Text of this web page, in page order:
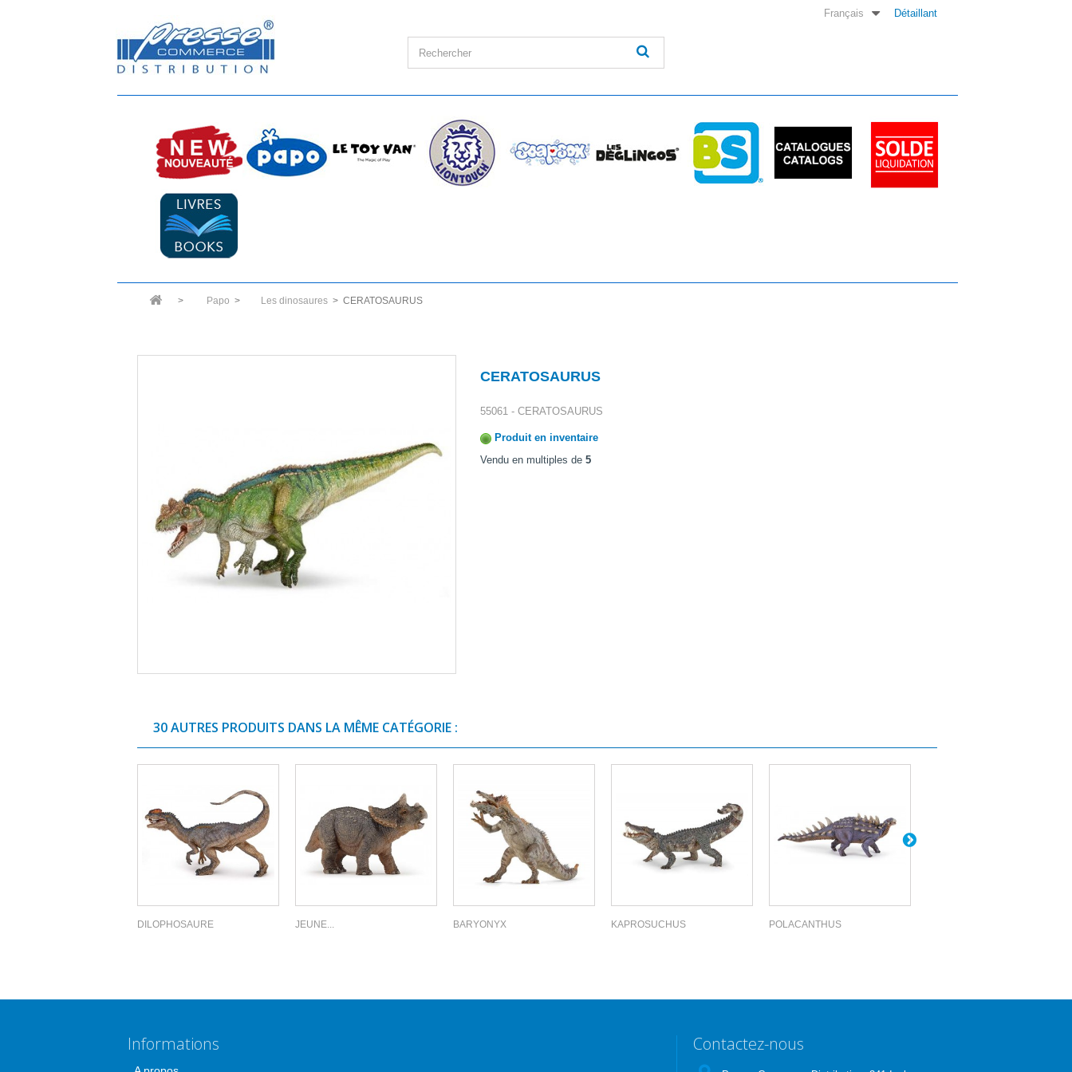
Détaillant
Français
> Papo > Les dinosaures > CERATOSAURUS
CERATOSAURUS
55061 - CERATOSAURUS
Produit en inventaire
Vendu en multiples de5
30 AUTRES PRODUITS DANS LA MÊME CATÉGORIE :
DILOPHOSAURE JEUNE... BARYONYX KAPROSUCHUS POLACANTHUS
Informations Contactez-nous